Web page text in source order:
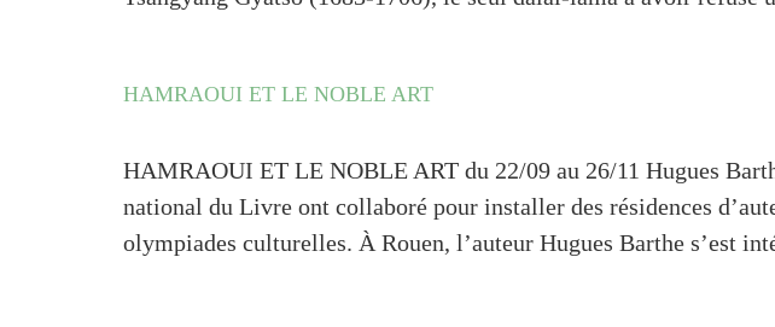
HAMRAOUI ET LE NOBLE ART
HAMRAOUI ET LE NOBLE ART du 22/09 au 26/11 Hugues
national du Livre ont collaboré pour installer des résidences
olympiades culturelles. À Rouen, l’auteur Hugues Barthe s’est